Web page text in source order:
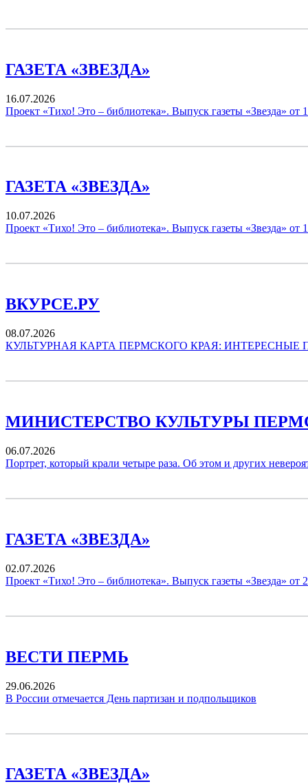
ГАЗЕТА «ЗВЕЗДА»
16.07.2026
Проект «Тихо! Это – библиотека». Выпуск газеты «Звезда» от
ГАЗЕТА «ЗВЕЗДА»
10.07.2026
Проект «Тихо! Это – библиотека». Выпуск газеты «Звезда» от
ВКУРСЕ.РУ
08.07.2026
КУЛЬТУРНАЯ КАРТА ПЕРМСКОГО КРАЯ:
МИНИСТЕРСТВО КУЛЬТУРЫ
06.07.2026
Портрет, который крали четыре раза. Об этом и других
ГАЗЕТА «ЗВЕЗДА»
02.07.2026
Проект «Тихо! Это – библиотека». Выпуск газеты «Звезда» от 2
ВЕСТИ ПЕРМЬ
29.06.2026
В России отмечается День партизан и подпольщиков
ГАЗЕТА «ЗВЕЗДА»